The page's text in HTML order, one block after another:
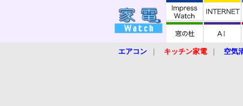
エアコン キッチン家電 空気